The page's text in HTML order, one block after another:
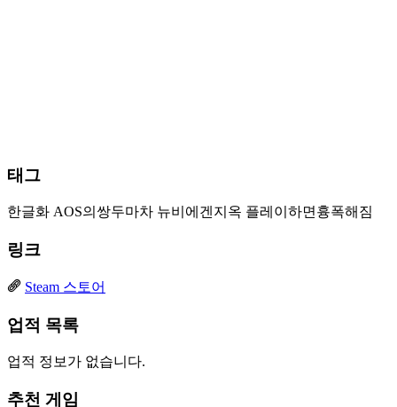
태그
한글화 AOS의쌍두마차 뉴비에겐지옥 플레이하면흉폭해짐
링크
Steam 스토어
업적 목록
업적 정보가 없습니다.
추천 게임